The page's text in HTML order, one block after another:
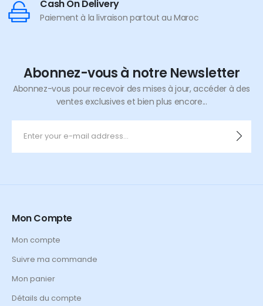
Cash On Delivery
Paiement à la livraison partout au Maroc
Abonnez-vous à notre Newsletter
Abonnez-vous pour recevoir des mises à jour, accéder à des
ventes exclusives et bien plus encore...
Mon Compte
Mon compte
Suivre ma commande
Mon panier
Détails du compte